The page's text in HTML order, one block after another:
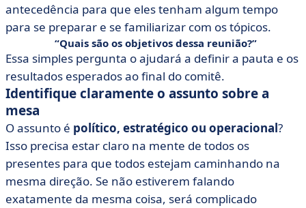
antecedência para que eles tenham algum tempo
para se preparar e se familiarizar com os tópicos.
Quais são os objetivos dessa reunião?
Essa simples pergunta o ajudará a definir a pauta e os
resultados esperados ao final do comitê.
Identifique claramente o assunto sobre a
mesa
O assunto é político, estratégico ou operacional?
Isso precisa estar claro na mente de todos os
presentes para que todos estejam caminhando na
mesma direção. Se não estiverem falando
exatamente da mesma coisa, será complicado